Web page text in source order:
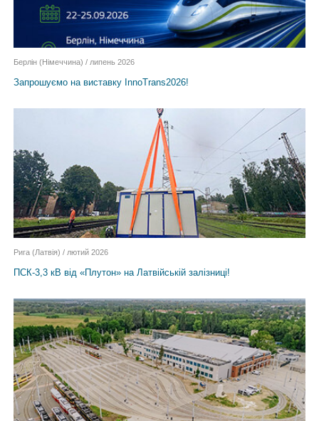
Запрошуємо на виставку InnoTrans2026!
Берлін (Німеччина) / липень 2026
ПСК-3,3 кВ від «Плутон» на Латвійській залізниці!
Рига (Латвія) / лютий 2026